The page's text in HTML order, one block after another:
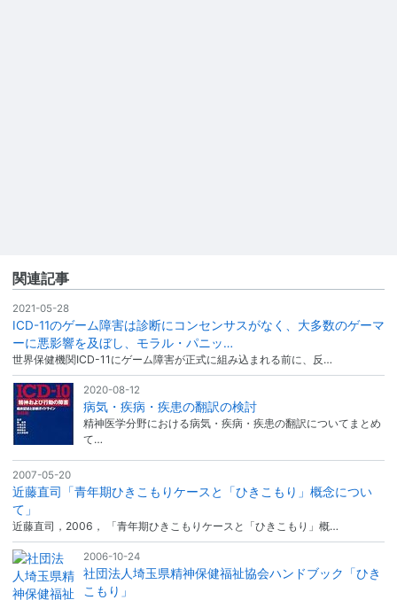
関連記事
2021-05-28
ICD-11のゲーム障害は診断にコンセンサスがなく、大多数のゲーマ
ーに悪影響を及ぼし、モラル・パニッ…
世界保健機関ICD-11にゲーム障害が正式に組み込まれる前に、反…
2020-08-12
病気・疾病・疾患の翻訳の検討
精神医学分野における病気・疾病・疾患の翻訳についてまとめ
て…
2007-05-20
近藤直司「青年期ひきこもりケースと「ひきこもり」概念につい
て」
近藤直司，2006， 「青年期ひきこもりケースと「ひきこもり」概…
2006-10-24
社団法人埼玉県精神保健福祉協会ハンドブック「ひき
こもり」